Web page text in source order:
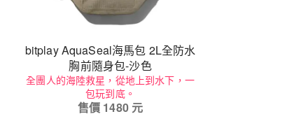
bitplay AquaSeal海馬包 2L全防水
胸前隨身包-沙色
全團人的海陸救星，從地上到水下，一
包玩到底。
售價 1480元